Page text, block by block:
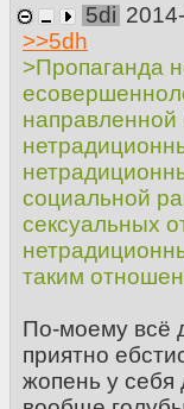
5di
>>5dh
>Пропаганда
социальной
сексуальных
таким
По-моему всё
приятно
жопень у себя